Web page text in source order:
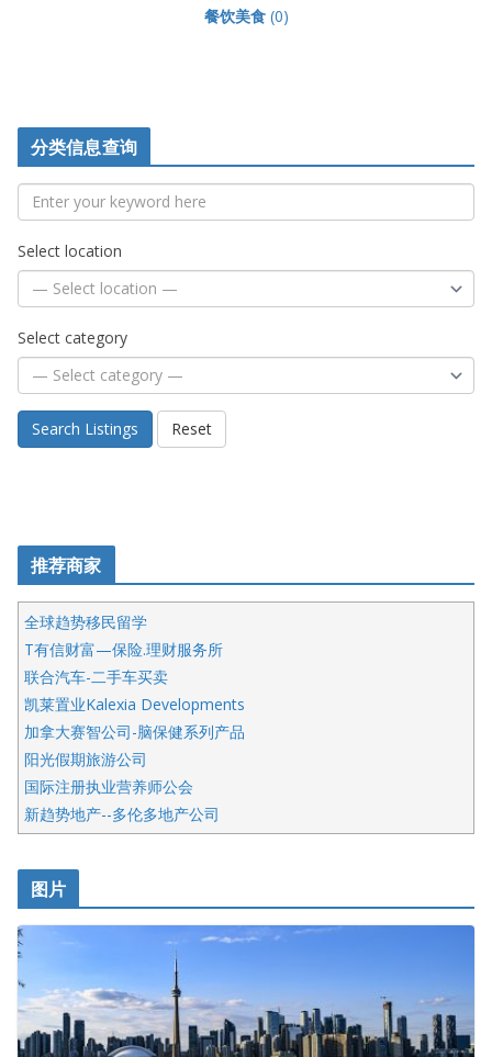
餐饮美食(0)
分类信息查询
Select location
Select category
Search Listings Reset
推荐商家
全球趋势移民留学
T有信财富—保险.理财服务所
联合汽车-二手车买卖
凯莱置业Kalexia Developments
加拿大赛智公司-脑保健系列产品
阳光假期旅游公司
国际注册执业营养师公会
新趋势地产--多伦多地产公司
呱呱电器
开明车行KS CAR SALES & SERVICE
健健宝公司
皇后金融集团
正点印艺设计
图片